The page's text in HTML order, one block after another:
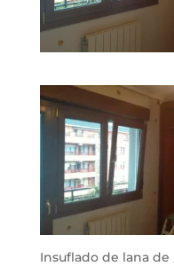
Insuflado de lana de